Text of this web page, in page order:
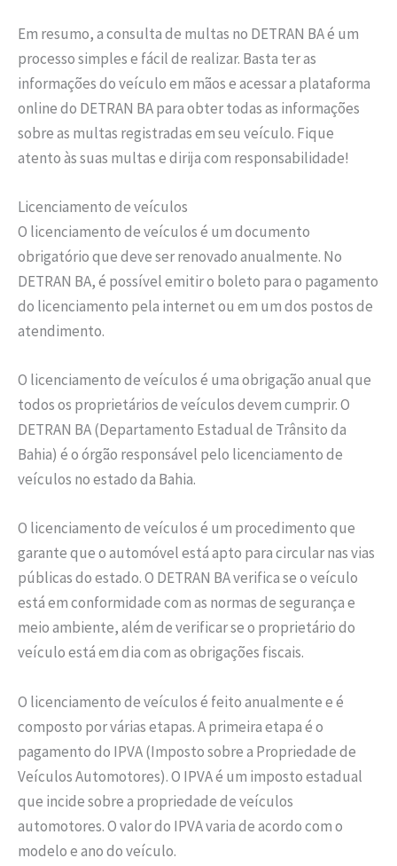
Em resumo, a consulta de multas no DETRAN BA é um
processo simples e fácil de realizar. Basta ter as
informações do veículo em mãos e acessar a plataforma
online do DETRAN BA para obter todas as informações
sobre as multas registradas em seu veículo. Fique
atento às suas multas e dirija com responsabilidade!
Licenciamento de veículos
O licenciamento de veículos é um documento
obrigatório que deve ser renovado anualmente. No
DETRAN BA, é possível emitir o boleto para o pagamento
do licenciamento pela internet ou em um dos postos de
atendimento.
O licenciamento de veículos é uma obrigação anual que
todos os proprietários de veículos devem cumprir. O
DETRAN BA (Departamento Estadual de Trânsito da
Bahia) é o órgão responsável pelo licenciamento de
veículos no estado da Bahia.
O licenciamento de veículos é um procedimento que
garante que o automóvel está apto para circular nas vias
públicas do estado. O DETRAN BA verifica se o veículo
está em conformidade com as normas de segurança e
meio ambiente, além de verificar se o proprietário do
veículo está em dia com as obrigações fiscais.
O licenciamento de veículos é feito anualmente e é
composto por várias etapas. A primeira etapa é o
pagamento do IPVA (Imposto sobre a Propriedade de
Veículos Automotores). O IPVA é um imposto estadual
que incide sobre a propriedade de veículos
automotores. O valor do IPVA varia de acordo com o
modelo e ano do veículo.